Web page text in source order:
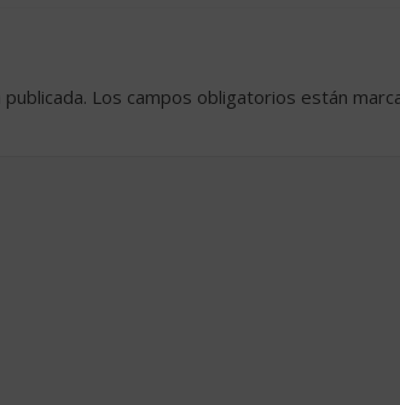
Los campos obligatorios están